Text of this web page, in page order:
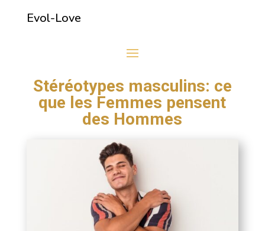
Evol-Love
Stéréotypes masculins: ce
que les Femmes pensent
des Hommes